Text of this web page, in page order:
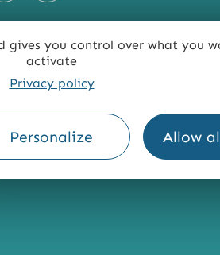
gives you control over what you
activate
Privacy policy
Personalize Allow